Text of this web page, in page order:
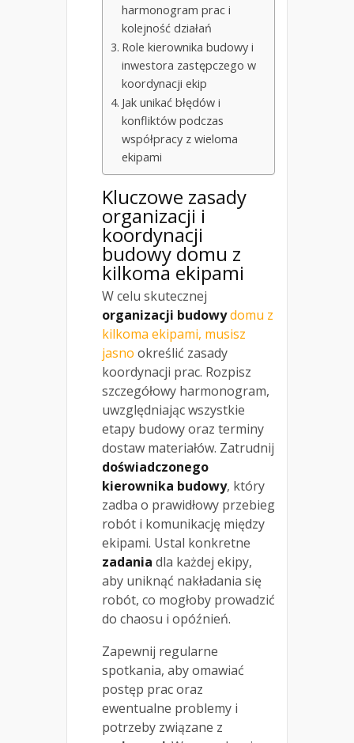
harmonogram prac i
kolejność działań
Role kierownika budowy i
inwestora zastępczego w
koordynacji ekip
Jak unikać błędów i
konfliktów podczas
współpracy z wieloma
ekipami
Kluczowe zasady
organizacji i
koordynacji
budowy domu z
kilkoma ekipami
W celu skutecznej
organizacji budowydomu z
kilkoma ekipami, musisz
jasno określić zasady
koordynacji prac. Rozpisz
szczegółowy harmonogram,
uwzględniając wszystkie
etapy budowy oraz terminy
dostaw materiałów. Zatrudnij
doświadczonego
kierownika budowy, który
zadba o prawidłowy przebieg
robót i komunikację między
ekipami. Ustal konkretne
zadania dla każdej ekipy,
aby uniknąć nakładania się
robót, co mogłoby prowadzić
do chaosu i opóźnień.
Zapewnij regularne
spotkania, aby omawiać
postęp prac oraz
ewentualne problemy i
potrzeby związane z